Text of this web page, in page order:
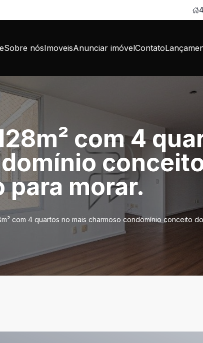
Sobre nósImoveisAnunciar imóvelContato
com 4
morar.
com 4 quartos no mais charmoso condomínio conceito